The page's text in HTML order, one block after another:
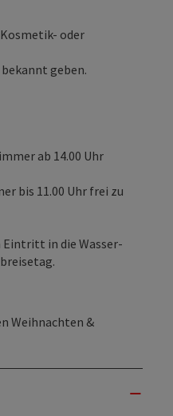
oder
geben.
ab 14.00 Uhr
bis 11.00 Uhr frei zu
in die Wasser-
Weihnachten &